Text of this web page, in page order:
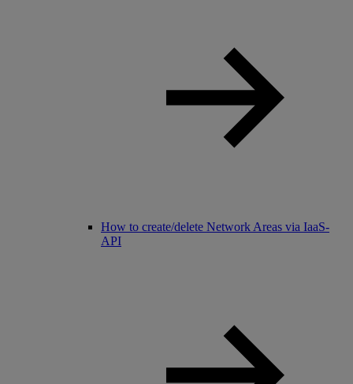
How to create/delete Network Areas via IaaS-
API